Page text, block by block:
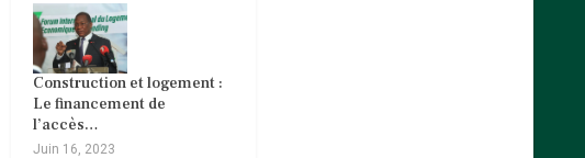
Construction et logement :
Le financement de
l’accès…
Juin 16, 2023